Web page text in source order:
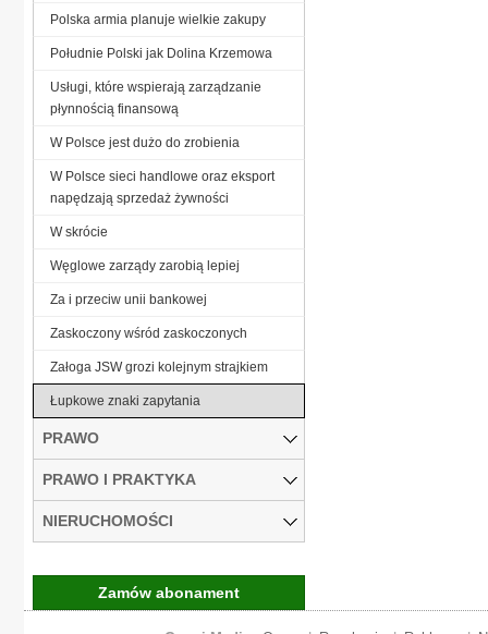
Polska armia planuje wielkie zakupy
Południe Polski jak Dolina Krzemowa
Usługi, które wspierają zarządzanie
płynnością finansową
W Polsce jest dużo do zrobienia
W Polsce sieci handlowe oraz eksport
napędzają sprzedaż żywności
W skrócie
Węglowe zarządy zarobią lepiej
Za i przeciw unii bankowej
Zaskoczony wśród zaskoczonych
Załoga JSW grozi kolejnym strajkiem
Łupkowe znaki zapytania
PRAWO
PRAWO I PRAKTYKA
NIERUCHOMOŚCI
Zamów abonament